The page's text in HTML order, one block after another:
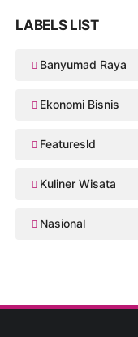
LABELS LIST
Banyumad Raya
Ekonomi Bisnis
Featuresld
Kuliner Wisata
Nasional